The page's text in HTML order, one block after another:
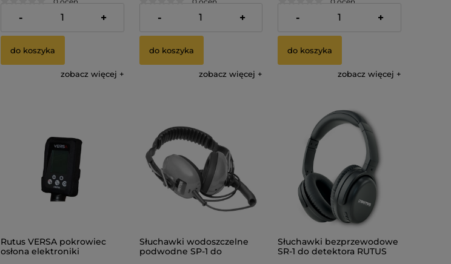
639,00 zł
- +
do koszyka
zobacz więcej
1 699,00 zł
- +
do koszyka
zobacz więcej
wykrywacz metali
3 890,00 zł
- +
do koszyka
zobacz więcej
Rutus VERSA pokrowiec
osłona elektroniki
Słuchawki wodoszczelne
podwodne SP-1 do
Słuchawki bezprzewodowe
SR-1 do detektora RUTUS